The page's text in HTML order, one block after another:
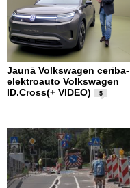
Jaunā Volkswagen cerība-
elektroauto Volkswagen
ID.Cross(+ VIDEO)
5